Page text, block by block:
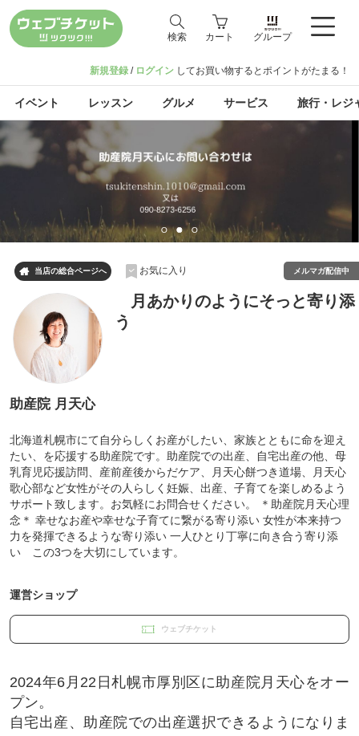
検索 カート グループ
新規登録 / ログイン してお買い物するとポイントがたまる！
イベント レッスン グルメ サービス 旅行・レジ
 当店の総合ページへ お気に入り メルマガ配信中
月あかりのようにそっと寄り添
う
助産院 月天心
北海道札幌市にて自分らしくお産がしたい、家族とともに命を迎え
たい、を応援する助産院です。助産院での出産、自宅出産の他、母
乳育児応援訪問、産前産後からだケア、月天心餅つき道場、月天心
歌心部など女性がその人らしく妊娠、出産、子育てを楽しめるよう
サポート致します。お気軽にお問合せください。 ＊助産院月天心理
念＊ 幸せなお産や幸せな子育てに繋がる寄り添い 女性が本来持つ
力を発揮できるような寄り添い 一人ひとり丁寧に向き合う寄り添
い この3つを大切にしています。
運営ショップ
ウェブチケット
2024年6月22日札幌市厚別区に助産院月天心をオー
プン。
自宅出産、助産院での出産選択できるようになりま